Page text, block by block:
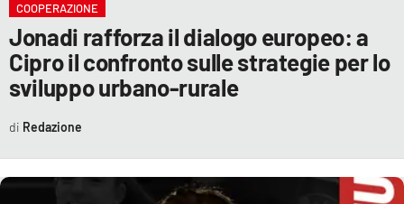
COOPERAZIONE
Jonadi rafforza il dialogo europeo: a
Cipro il confronto sulle strategie per lo
sviluppo urbano-rurale
Redazione